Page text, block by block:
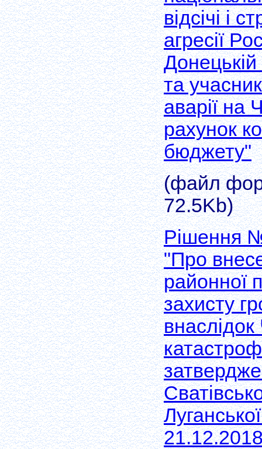
відсічі і
агресії
Донецькій
та
аварії на
рахунок
бюджету"
(файл
72.5Kb)
Рішення
"Про
районної
захисту